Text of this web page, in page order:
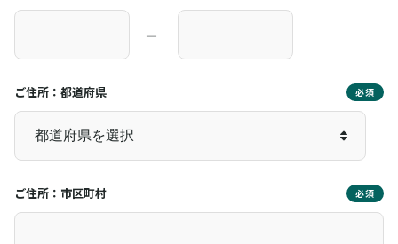
―
ご住所：都道府県 必須
ご住所：市区町村 必須